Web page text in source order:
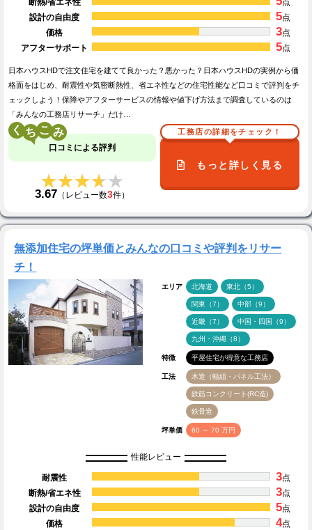
設計の自由度
5点
価格
3点
アフターサポート
5点
日本ハウスHDで注文住宅を建てて良かった？悪かった？日本ハウスHDの実例から価
格面をはじめ、耐震性や気密断熱性、省エネ性などの住宅性能など口コミで評判をチ
ェックしよう！保障やアフターサービスの情報や値下げ方法まで調査しているのは
「みんなの工務店リサーチ」だけ…
く こ
口コミによる評判
★★★★★
★★★★★
3.67 （レビュー数3件）
工務店の詳細をチェック！
もっと詳しく見る
無添加住宅の坪単価とみんなの口コミや評判をリサー
チ！
エリア 北海道 東北（5）
関東（7） 中部（9）
近畿（7） 中国・四国（9）
九州・沖縄（8）
特徴 平屋住宅が得意な工務店
工法 木造（軸組・パネル工法）
鉄筋コンクリート(RC造)
鉄骨造
坪単価 60 ～ 70 万円
性能レビュー
耐震性 3点
断熱/省エネ性
3点
設計の自由度
5点
価格
4点